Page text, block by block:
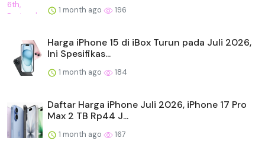
1 month ago 196
Harga iPhone 15 di iBox Turun pada Juli 2026,
Ini Spesifikas...
1 month ago 184
Daftar Harga iPhone Juli 2026, iPhone 17 Pro
Max 2 TB Rp44 J...
1 month ago 167